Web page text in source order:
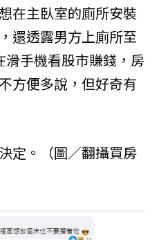
在主臥室的廁所安裝
還透露男方上廁所至
手機看股市賺錢，房
方便多說，但好奇有
定。（圖／翻攝買房